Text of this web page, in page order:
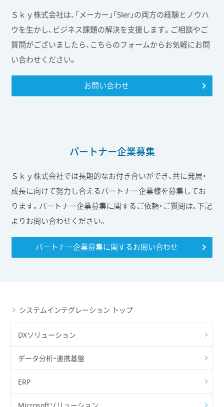
Ｓｋｙ株式会社は、「メーカー」「SIer」の両方の経験とノウハ
ウを生かし、ビジネス課題の解決を支援します。ご相談やご
質問がございましたら、こちらのフォームからお気軽にお問
い合わせください。
お問い合わせ
パートナー企業募集
Ｓｋｙ株式会社では長期的なお付き合いができ、共に発展・
成長に向けて努力し合えるパートナー企業様を募集してお
ります。パートナー企業募集に関するご依頼・ご質問は、下記
よりお問い合わせください。
パートナー企業募集に関するお問い合わせ
システムインテグレーション トップ
DXソリューション
データ分析・連携基盤
ERP